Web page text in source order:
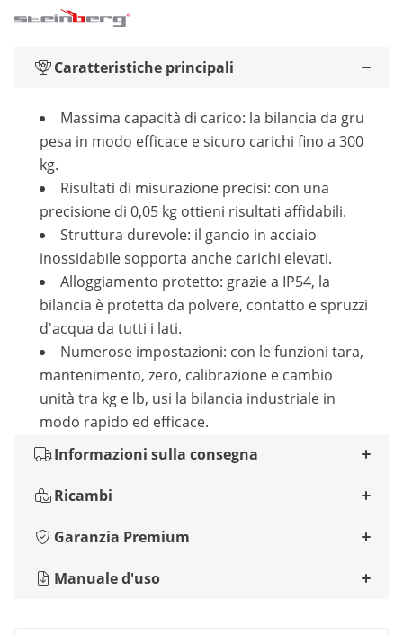
Caratteristiche principali
Massima capacità di carico: la bilancia da gru
pesa in modo efficace e sicuro carichi fino a 300
kg.
Risultati di misurazione precisi: con una
precisione di 0,05 kg ottieni risultati affidabili.
Struttura durevole: il gancio in acciaio
inossidabile sopporta anche carichi elevati.
Alloggiamento protetto: grazie a IP54, la
bilancia è protetta da polvere, contatto e spruzzi
d'acqua da tutti i lati.
Numerose impostazioni: con le funzioni tara,
mantenimento, zero, calibrazione e cambio
unità tra kg e lb, usi la bilancia industriale in
modo rapido ed efficace.
Informazioni sulla consegna
Ricambi
Garanzia Premium
Manuale d'uso